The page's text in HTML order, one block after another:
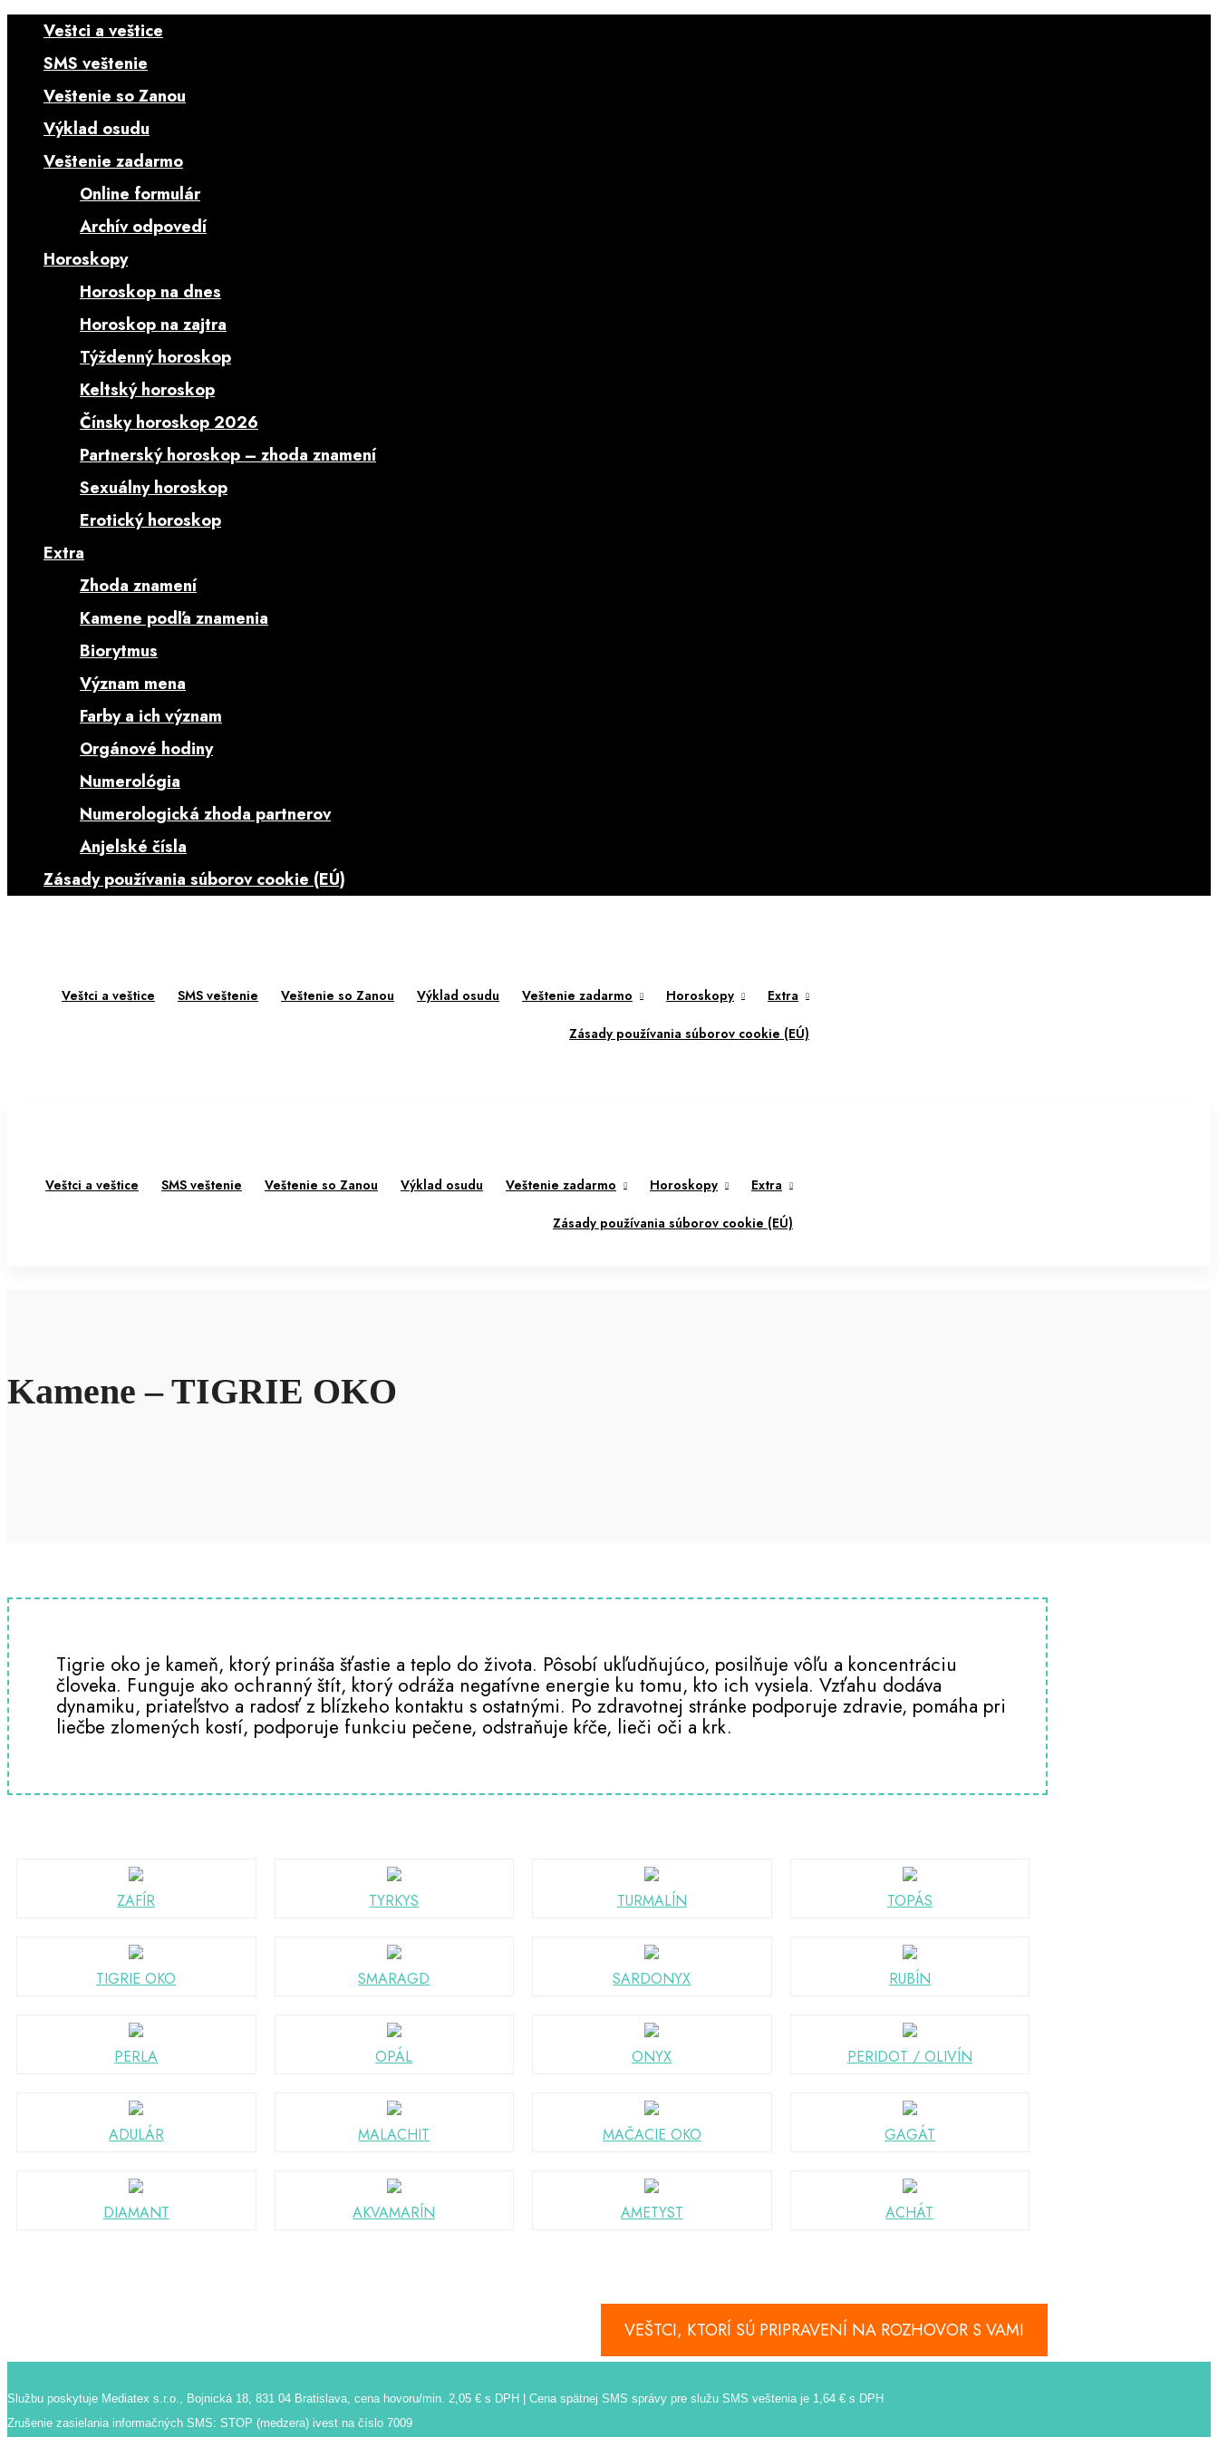
Veštci a veštice
SMS veštenie
Veštenie so Zanou
Výklad osudu
Veštenie zadarmo
Online formulár
Archív odpovedí
Horoskopy
Horoskop na dnes
Horoskop na zajtra
Týždenný horoskop
Keltský horoskop
Čínsky horoskop 2026
Partnerský horoskop – zhoda znamení
Sexuálny horoskop
Erotický horoskop
Extra
Zhoda znamení
Kamene podľa znamenia
Biorytmus
Význam mena
Farby a ich význam
Orgánové hodiny
Numerológia
Numerologická zhoda partnerov
Anjelské čísla
Zásady používania súborov cookie (EÚ)
Veštci a veštice SMS veštenie Veštenie so Zanou Výklad osudu Veštenie zadarmo Horoskopy Extra
Zásady používania súborov cookie (EÚ)
Veštci a veštice SMS veštenie Veštenie so Zanou Výklad osudu Veštenie zadarmo Horoskopy Extra
Zásady používania súborov cookie (EÚ)
Kamene – TIGRIE OKO
Tigrie oko je kameň, ktorý prináša šťastie a teplo do života. Pôsobí ukľudňujúco, posilňuje vôľu a koncentráciu
človeka. Funguje ako ochranný štít, ktorý odráža negatívne energie ku tomu, kto ich vysiela. Vzťahu dodáva
dynamiku, priateľstvo a radosť z blízkeho kontaktu s ostatnými. Po zdravotnej stránke podporuje zdravie, pomáha pri
liečbe zlomených kostí, podporuje funkciu pečene, odstraňuje kŕče, lieči oči a krk.
ZAFÍR TYRKYS TURMALÍN TOPÁS
TIGRIE OKO SMARAGD SARDONYX RUBÍN
PERLA OPÁL ONYX PERIDOT / OLIVÍN
ADULÁR MALACHIT MAČACIE OKO GAGÁT
DIAMANT AKVAMARÍN AMETYST ACHÁT
VEŠTCI, KTORÍ SÚ PRIPRAVENÍ NA ROZHOVOR S VAMI
Službu poskytuje Mediatex s.r.o., Bojnická 18, 831 04 Bratislava, cena hovoru/min. 2,05 € s DPH | Cena spätnej SMS správy pre služu SMS veštenia je 1,64 € s DPH
Zrušenie zasielania informačných SMS: STOP (medzera) ivest na číslo 7009